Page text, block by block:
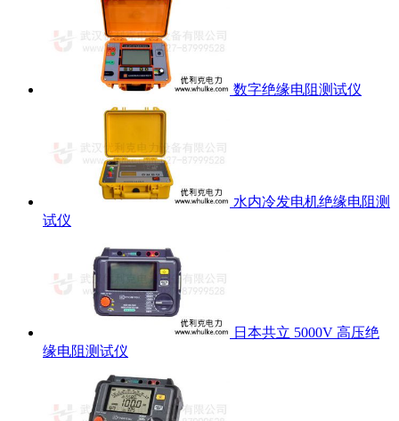
数字绝缘电阻测试仪
水内冷发电机绝缘电阻测
试仪
日本共立 5000V 高压绝
缘电阻测试仪